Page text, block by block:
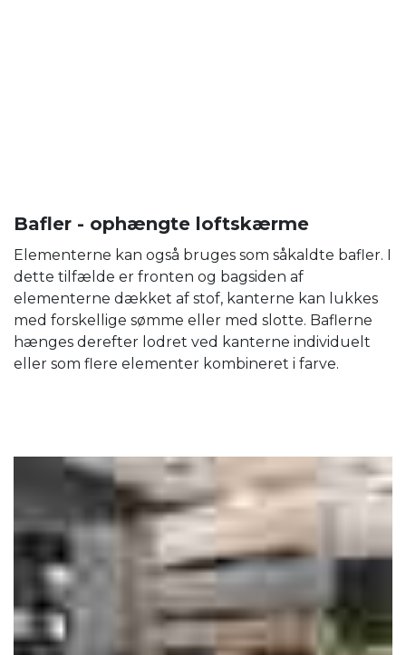
Bafler - ophængte loftskærme
Elementerne kan også bruges som såkaldte bafler. I
dette tilfælde er fronten og bagsiden af ​​
elementerne dækket af stof, kanterne kan lukkes
med forskellige sømme eller med slotte. Baflerne
hænges derefter lodret ved kanterne individuelt
eller som flere elementer kombineret i farve.